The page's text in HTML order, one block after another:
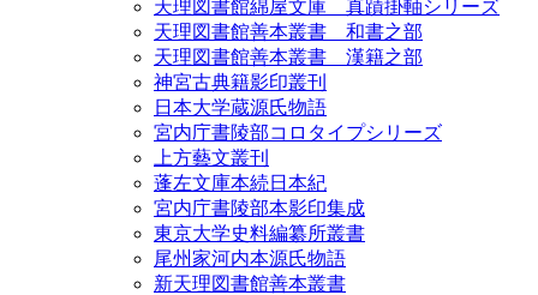
天理図書館綿屋文庫 真蹟掛軸シリーズ
天理図書館善本叢書 和書之部
天理図書館善本叢書 漢籍之部
神宮古典籍影印叢刊
日本大学蔵源氏物語
宮内庁書陵部コロタイプシリーズ
上方藝文叢刊
蓬左文庫本続日本紀
宮内庁書陵部本影印集成
東京大学史料編纂所叢書
尾州家河内本源氏物語
新天理図書館善本叢書